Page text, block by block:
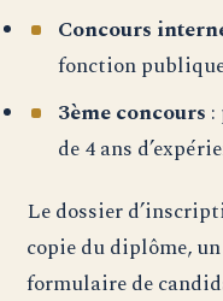
Concours
fonction publique
3ème concours
de 4 ans
Le dossier
copie du diplôme,
formulaire de